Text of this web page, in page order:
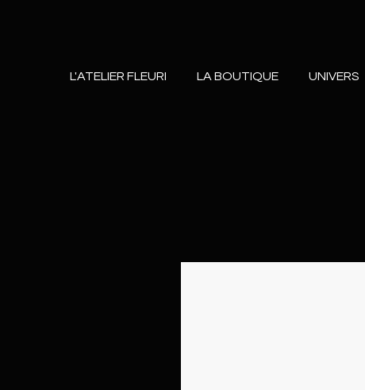
L'ATELIER FLEURI LA BOUTIQUE UNIVERS